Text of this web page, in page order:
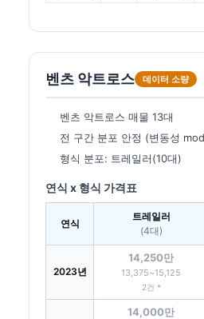
벤츠 악트로스 데이터 소량
벤츠 악트로스 매물 13대
전 구간 분포 안정 (변동성
형식 분포: 트레일러(10대)
연식 x 형식 가격표
연식
트레일러
(4대)
2023년
14,250만
13,375~15,125
2건 *
14,000만